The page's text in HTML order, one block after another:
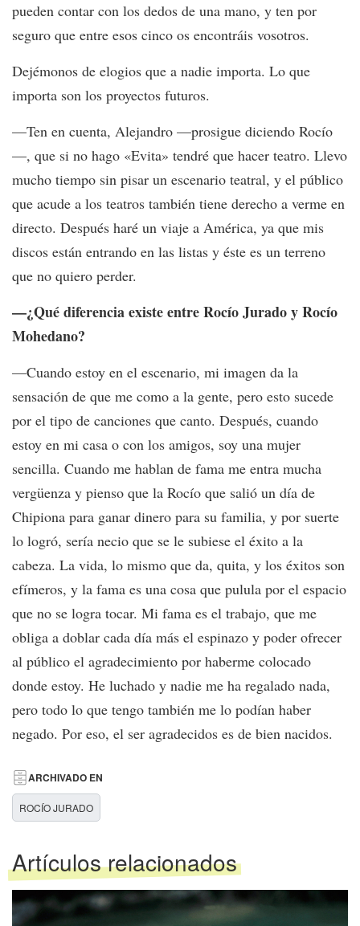
pueden contar con los dedos de una mano, y ten por
seguro que entre esos cinco os encontráis vosotros.
Dejémonos de elogios que a nadie importa. Lo que
importa son los proyectos futuros.
—Ten en cuenta, Alejandro —prosigue diciendo Rocío
—, que si no hago «Evita» tendré que hacer teatro. Llevo
mucho tiempo sin pisar un escenario teatral, y el público
que acude a los teatros también tiene derecho a verme en
directo. Después haré un viaje a América, ya que mis
discos están entrando en las listas y éste es un terreno
que no quiero perder.
—¿Qué diferencia existe entre Rocío Jurado y Rocío
Mohedano?
—Cuando estoy en el escenario, mi imagen da la
sensación de que me como a la gente, pero esto sucede
por el tipo de canciones que canto. Después, cuando
estoy en mi casa o con los amigos, soy una mujer
sencilla. Cuando me hablan de fama me entra mucha
vergüenza y pienso que la Rocío que salió un día de
Chipiona para ganar dinero para su familia, y por suerte
lo logró, sería necio que se le subiese el éxito a la
cabeza. La vida, lo mismo que da, quita, y los éxitos son
efímeros, y la fama es una cosa que pulula por el espacio
que no se logra tocar. Mi fama es el trabajo, que me
obliga a doblar cada día más el espinazo y poder ofrecer
al público el agradecimiento por haberme colocado
donde estoy. He luchado y nadie me ha regalado nada,
pero todo lo que tengo también me lo podían haber
negado. Por eso, el ser agradecidos es de bien nacidos.
ARCHIVADO EN
ROCÍO JURADO
Artículos relacionados